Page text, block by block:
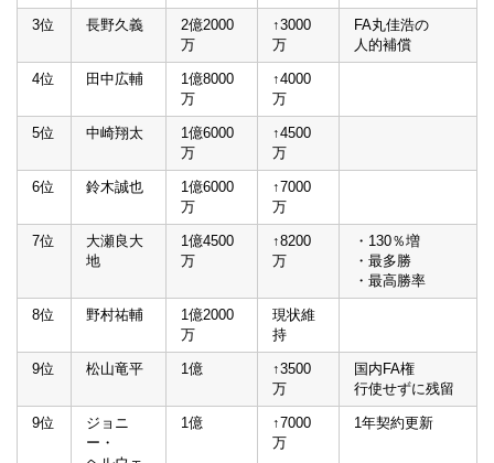
3位 長野久義
2億2000
万
↑3000
万
FA丸佳浩の
人的補償
4位 田中広輔
1億8000
万
↑4000
万
5位 中崎翔太
1億6000
万
↑4500
万
6位 鈴木誠也
1億6000
万
↑7000
万
7位
大瀬良大
地
1億4500
万
↑8200
万
・130％増
・最多勝
・最高勝率
8位 野村祐輔
1億2000
万
現状維
持
9位 松山竜平 1億
↑3500
万
国内FA権
行使せずに残留
9位
ジョニ
ー・
1億
↑7000
万
1年契約更新